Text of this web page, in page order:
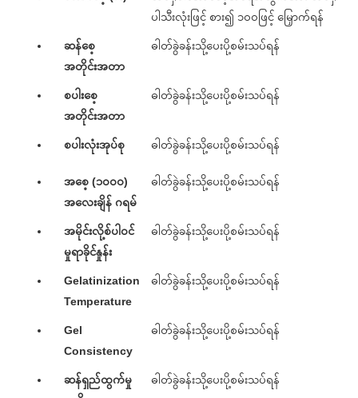
ပါသီးလုံးဖြင့် စား၍ ၁၀၀ဖြင့် မြှောက်ရန်
ဆန်စေ့
အတိုင်းအတာ
ဓါတ်ခွဲခန်းသို့ပေးပို့စမ်းသပ်ရန်
စပါးစေ့
အတိုင်းအတာ
ဓါတ်ခွဲခန်းသို့ပေးပို့စမ်းသပ်ရန်
စပါးလုံးအုပ်စု ဓါတ်ခွဲခန်းသို့ပေးပို့စမ်းသပ်ရန်
အစေ့ (၁၀၀၀)
အလေးချိန် ဂရမ်
ဓါတ်ခွဲခန်းသို့ပေးပို့စမ်းသပ်ရန်
အမိုင်းလို့စ်ပါဝင်
မှုရာခိုင်နှုန်း
ဓါတ်ခွဲခန်းသို့ပေးပို့စမ်းသပ်ရန်
Gelatinization
Temperature
ဓါတ်ခွဲခန်းသို့ပေးပို့စမ်းသပ်ရန်
Gel
Consistency
ဓါတ်ခွဲခန်းသို့ပေးပို့စမ်းသပ်ရန်
ဆန်ရှည်ထွက်မှု
ဓါတ်ခွဲခန်းသို့ပေးပို့စမ်းသပ်ရန်